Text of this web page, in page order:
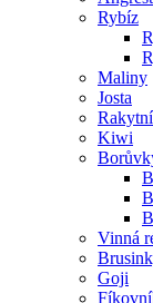
Rybíz
Maliny
Josta
Kiwi
Vinná
Goji